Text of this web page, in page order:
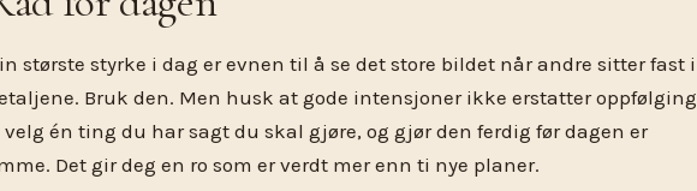
største styrke i dag er evnen til å se det store bildet når andre sitter fast i
Bruk den. Men husk at gode intensjoner ikke erstatter oppfølging
velg én ting du har sagt du skal gjøre, og gjør den ferdig før dagen er
Det gir deg en ro som er verdt mer enn ti nye planer.